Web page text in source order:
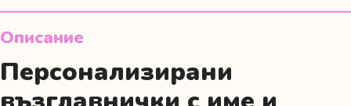
Описание
Персонализирани